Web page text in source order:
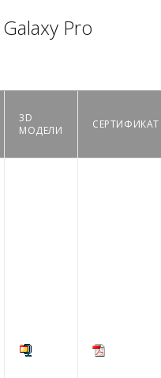
Pro
3D
МОДЕЛИ
СЕРТИФИКАТ